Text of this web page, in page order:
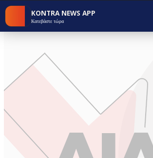
KONTRA NEWS APP
Κατεβάστε τώρα